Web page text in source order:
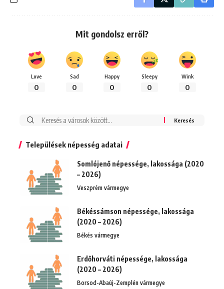
Mit gondolsz erről?
Love
0
Sad
0
Happy
0
Sleepy
0
Wink
0
Keresés:
Települések népesség adatai
Somlójenő népessége, lakossága (2020
– 2026)
Veszprém vármegye
Békéssámson népessége, lakossága
(2020 – 2026)
Békés vármegye
Erdőhorváti népessége, lakossága
(2020 – 2026)
Borsod-Abaúj-Zemplén vármegye